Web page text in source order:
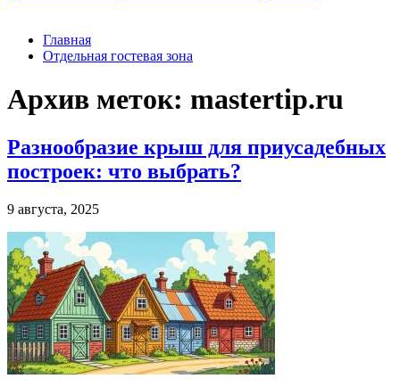
Главная
Отдельная гостевая зона
Архив меток: mastertip.ru
Разнообразие крыш для приусадебных
построек: что выбрать?
9 августа, 2025